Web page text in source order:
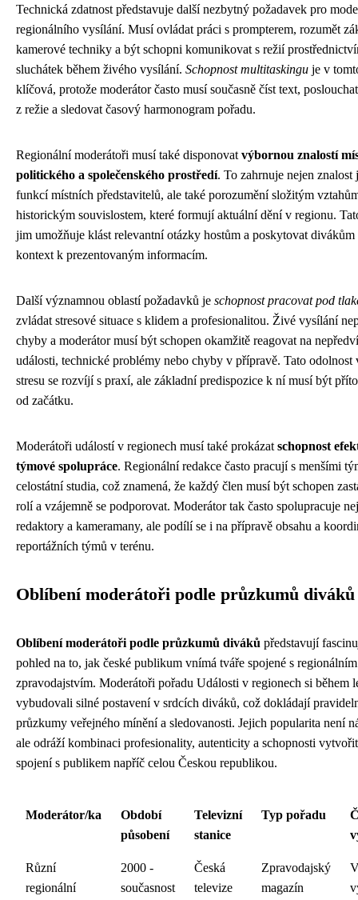
Technická zdatnost představuje další nezbytný požadavek pro
regionálního vysílání. Musí ovládat práci s prompterem, rozumět
kamerové techniky a být schopni komunikovat s režií
sluchátek během živého vysílání. Schopnost multitaskingu je v
klíčová, protože moderátor často musí současně číst text,
z režie a sledovat časový harmonogram pořadu.
Regionální moderátoři musí také disponovatvýbornou znalostí
politického a společenského prostředí. To zahrnuje nejen znalost
funkcí místních představitelů, ale také porozumění složitým
historickým souvislostem, které formují aktuální dění v regionu.
jim umožňuje klást relevantní otázky hostům a poskytovat divákům
kontext k prezentovaným informacím.
Další významnou oblastí požadavků je schopnost pracovat pod
zvládat stresové situace s klidem a profesionalitou. Živé vysílání
chyby a moderátor musí být schopen okamžitě reagovat na
události, technické problémy nebo chyby v přípravě. Tato odolnost
stresu se rozvíjí s praxí, ale základní predispozice k ní musí být
od začátku.
Moderátoři událostí v regionech musí také prokázatschopnost
týmové spolupráce. Regionální redakce často pracují s menšími
celostátní studia, což znamená, že každý člen musí být schopen
rolí a vzájemně se podporovat. Moderátor tak často spolupracuje
redaktory a kameramany, ale podílí se i na přípravě obsahu a
reportážních týmů v terénu.
Oblíbení moderátoři podle průzkumů diváků
Oblíbení moderátoři podle průzkumů diváků představují
pohled na to, jak české publikum vnímá tváře spojené s regionálním
zpravodajstvím. Moderátoři pořadu Události v regionech si během
vybudovali silné postavení v srdcích diváků, což dokládají
průzkumy veřejného mínění a sledovanosti. Jejich popularita není
ale odráží kombinaci profesionality, autenticity a schopnosti
spojení s publikem napříč celou Českou republikou.
Moderátor/ka
Období
působení
Televizní
stanice
Typ pořadu
Různí
regionální
2000 -
současnost
Česká
televize
Zpravodajský
magazín